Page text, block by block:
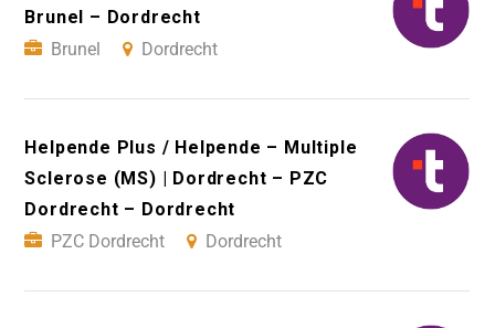
Brunel – Dordrecht
Brunel
Dordrecht
Helpende Plus / Helpende – Multiple
Sclerose (MS) | Dordrecht – PZC
Dordrecht – Dordrecht
PZC Dordrecht
Dordrecht